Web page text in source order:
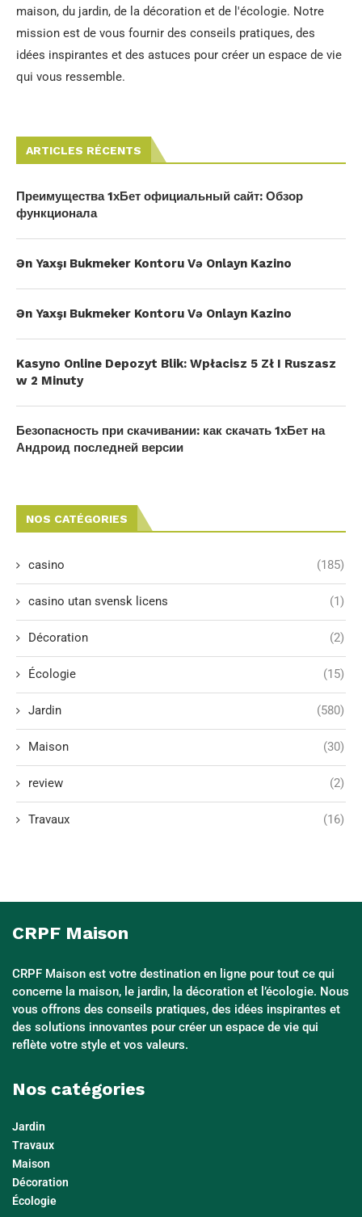
maison, du jardin, de la décoration et de l'écologie. Notre
mission est de vous fournir des conseils pratiques, des
idées inspirantes et des astuces pour créer un espace de vie
qui vous ressemble.
ARTICLES RÉCENTS
Преимущества 1хБет официальный сайт: Обзор
функционала
Ən Yaxşı Bukmeker Kontoru Və Onlayn Kazino
Ən Yaxşı Bukmeker Kontoru Və Onlayn Kazino
Kasyno Online Depozyt Blik: Wpłacisz 5 Zł I Ruszasz
w 2 Minuty
Безопасность при скачивании: как скачать 1хБет на
Андроид последней версии
NOS CATÉGORIES
casino (185)
casino utan svensk licens (1)
Décoration (2)
Écologie (15)
Jardin (580)
Maison (30)
review (2)
Travaux (16)
CRPF Maison
CRPF Maison est votre destination en ligne pour tout ce qui
concerne la maison, le jardin, la décoration et l’écologie. Nous
vous offrons des conseils pratiques, des idées inspirantes et
des solutions innovantes pour créer un espace de vie qui
reflète votre style et vos valeurs.
Nos catégories
Jardin
Travaux
Maison
Décoration
Écologie